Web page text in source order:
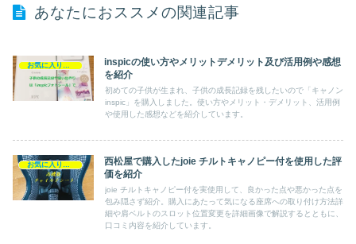
あなたにおススメの関連記事
inspicの使い方やメリットデメリット及び活用例や感想
を紹介
初めての子供が生まれ、子供の成長記録を残したいので「キャノン
inspic」を購入しました。使い方やメリット・デメリット、活用例
や使用した感想などを紹介しています。
西松屋で購入したjoie チルトキャノピー付を使用した評
価を紹介
joie チルトキャノピー付を実使用して、良かった点や悪かった点を
包み隠さず紹介。購入にあたって気になる座席への取り付け方法詳
細や肩ベルトのスロット位置変更を詳細画像で解説するとともに、
口コミ内容を紹介しています。